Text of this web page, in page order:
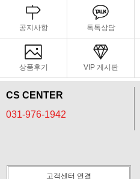
공지사항 톡톡상담
상품후기 VIP 게시판
CS CENTER
031-976-1942
고객센터 연결